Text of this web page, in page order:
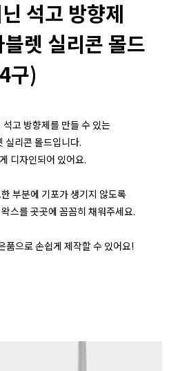
석고 방향제
렛 실리콘 몰드
구)
고 방향제를 만들 수 있는
실리콘 몰드입니다.
디자인되어 있어요.
부분에 기포가 생기지 않도록
스를 곳곳에 꼼꼼히 채워주세요.
품으로 손쉽게 제작할 수 있어요!